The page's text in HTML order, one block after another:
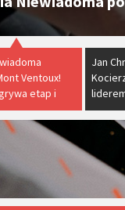
Ventoux!
etap i
koszulkę
Femmes
Jan